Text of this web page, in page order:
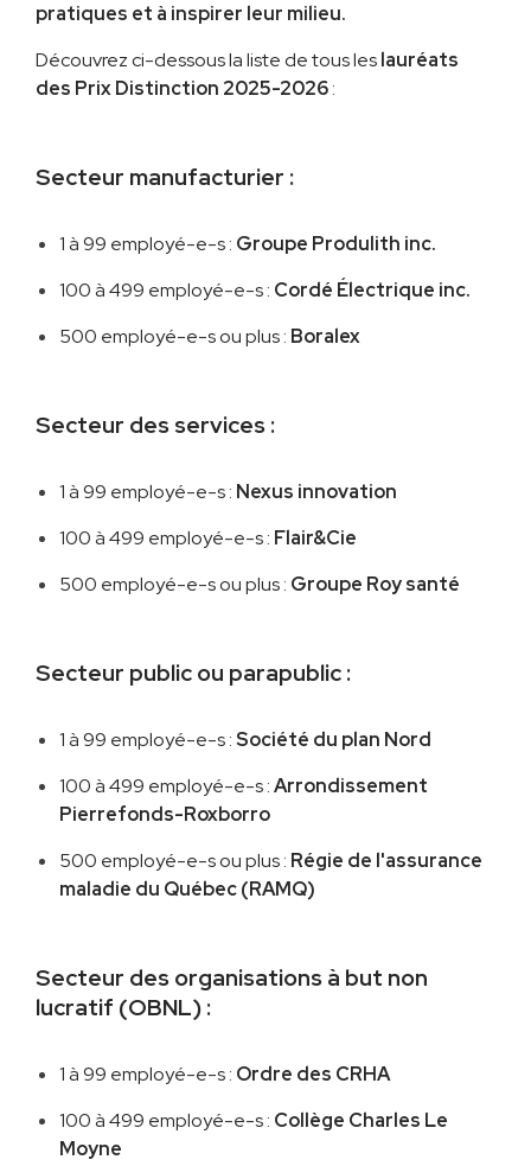
pratiques et à inspirer leur milieu.
Découvrez ci-dessous la liste de tous leslauréats
des Prix Distinction 2025-2026:
Secteur manufacturier :
1 à 99 employé-e-s : Groupe Produlith inc.
100 à 499 employé-e-s : Cordé Électrique inc.
500 employé-e-s ou plus : Boralex
Secteur des services :
1 à 99 employé-e-s : Nexus innovation
100 à 499 employé-e-s : Flair&Cie
500 employé-e-s ou plus : Groupe Roy santé
Secteur public ou parapublic :
1 à 99 employé-e-s :Société du plan Nord
100 à 499 employé-e-s :Arrondissement
Pierrefonds-Roxborro
500 employé-e-s ou plus : Régie de l'assurance
maladie du Québec (RAMQ)
Secteur des organisations à but non
lucratif (OBNL) :
1 à 99 employé-e-s : Ordre des CRHA
100 à 499 employé-e-s : Collège Charles Le
Moyne